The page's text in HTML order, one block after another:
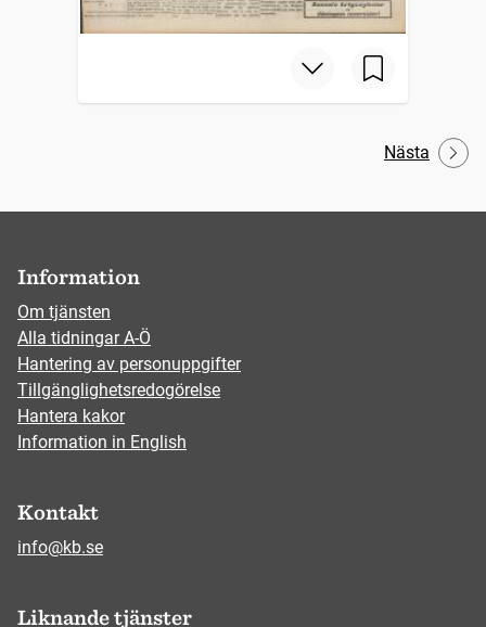
Nästa
Information
Om tjänsten
Alla tidningar A-Ö
Hantering av personuppgifter
Tillgänglighetsredogörelse
Hantera kakor
Information in English
Kontakt
info@kb.se
Liknande tjänster